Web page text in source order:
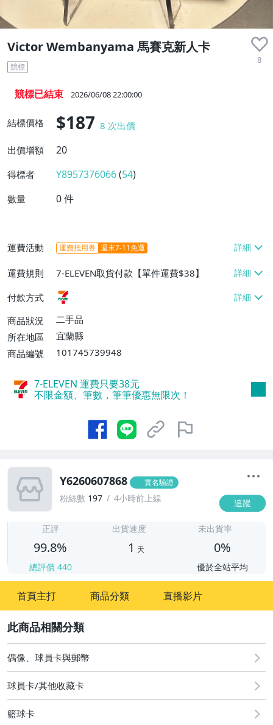
Victor Wembanyama 馬賽克新人卡
8
競標
競標已結束 2026/06/08 22:00:00
結標價格 $187 8 次出價
出價增額
20
得標者 Y8957376066(54)
數量 0件
運費活動 運費抵用券 週末7-11免運
運費規則
7-ELEVEN取貨付款【單件運費$38】
付款方式
商品狀況
二手品
所在地區
宜蘭縣
商品編號
101745739948
7-ELEVEN 運費只要38元
不限金額、筆數，筆筆優惠無限次！
Y6260607868 實名驗證
粉絲數 197 4小時前上線 追蹤
正評
99.8%
總評價 440
出貨速度
1 天
未出貨率
0%
優於全站平均
首頁主打 商品分類 直播影片
偶像、球員卡與郵幣
球員卡/其他收藏卡
籃球卡